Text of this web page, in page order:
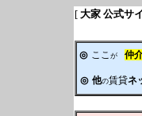
[ 大家 公式サ
◎ ここが 仲
◎ 他の賃貸ネ